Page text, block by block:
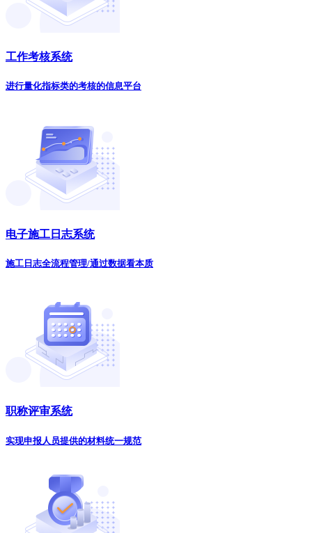
工作考核系统
进行量化指标类的考核的信息平台
电子施工日志系统
施工日志全流程管理/通过数据看本质
职称评审系统
实现申报人员提供的材料统一规范